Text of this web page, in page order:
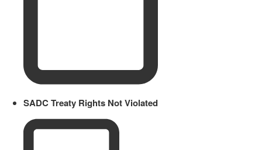
SADC Treaty Rights Not Violated